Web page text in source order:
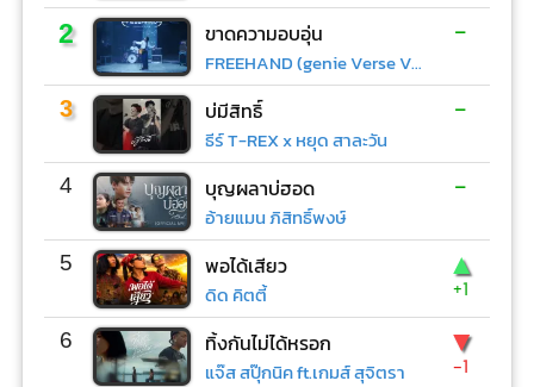
2 ขาดความอบอุ่น
FREEHAND (genie Verse Vol.1)
-
3 บ่มีสิทธิ์
ธีร์ T-REX x หยุด สาละวัน
-
4 บุญผลาบ่ฮอด
อ้ายแมน ภิสิทธิ์พงษ์
-
5 พอได้เสียว
ดิด คิตตี้
▲
+1
6 ทิ้งกันไม่ได้หรอก
แจ๊ส สปุ๊กนิค ft.เกมส์ สุจิตรา
▼
-1